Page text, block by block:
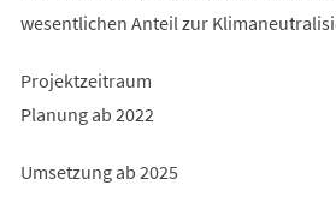
wesentlichen Anteil zur
Projektzeitraum
Planung ab 2022
Umsetzung ab 2025